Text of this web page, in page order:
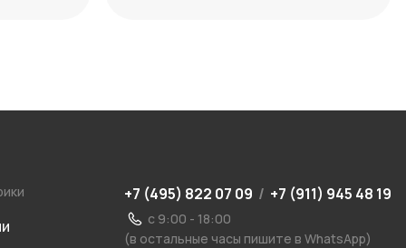
+7 (495) 822 07 09 / +7 (911) 945 48 19
с 9:00 - 18:00
(в остальные часы пишите в WhatsApp)